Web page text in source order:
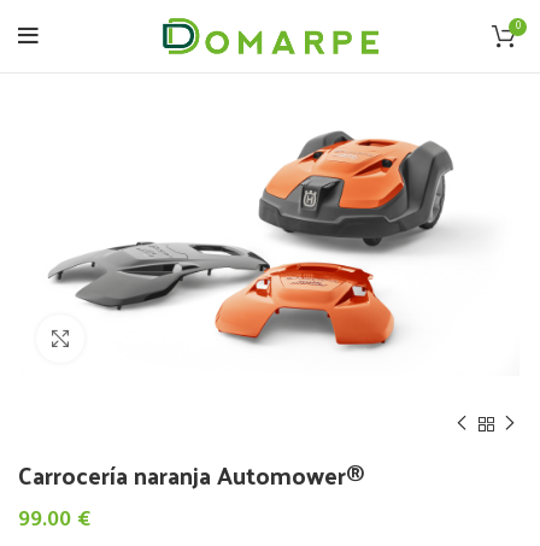
0
Carrocería naranja Automower®
99.00 €